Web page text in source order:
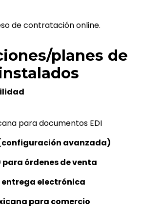
de contratación online.
planes de
para documentos EDI
(configuración avanzada)
para órdenes de venta
entrega electrónica
para comercio